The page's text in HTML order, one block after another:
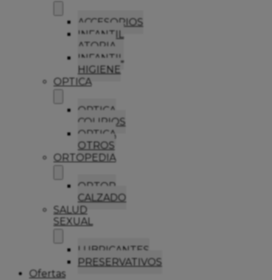
ACCESORIOS
INFANTIL
ATOPIA
INFANTIL
HIGIENE
OPTICA
OPTICA
COLIRIOS
OPTICA
OTROS
ORTOPEDIA
ORTOP
CALZADO
SALUD
SEXUAL
LUBRICANTES
PRESERVATIVOS
Ofertas